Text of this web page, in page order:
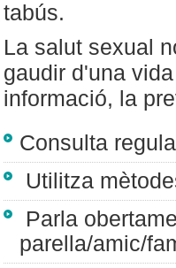
tabús.
La salut sexual
gaudir d'una
informació, la
Consulta
Utilitza
Parla
parella/amic/